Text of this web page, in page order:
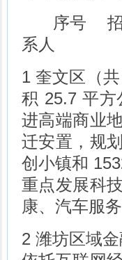
序号 招商
系人
1 奎文区（
积 25.7 平
进高端商业
迁安置，规
创小镇和
重点发展科
康、汽车服
2 潍坊区域